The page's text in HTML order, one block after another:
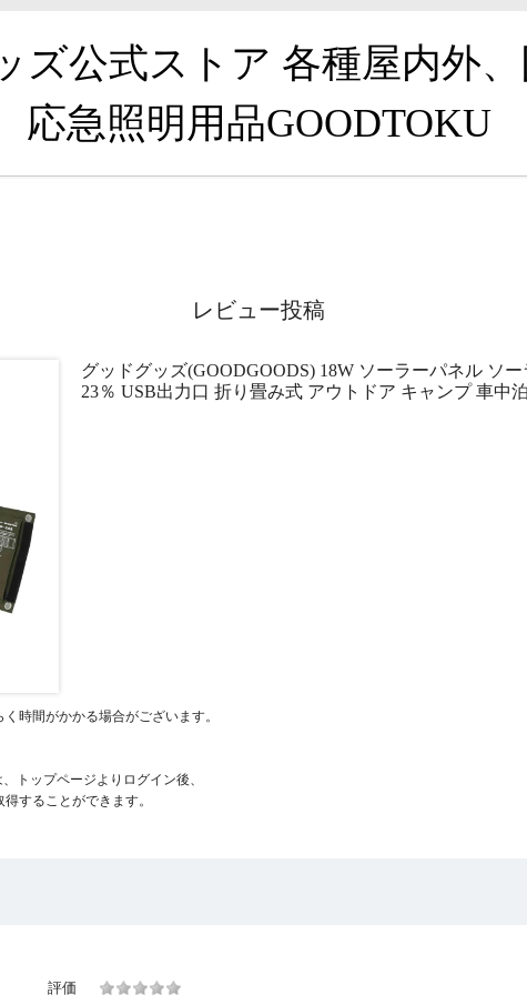
ズ公式ストア 各種屋内外、
応急照明用品GOODTOKU
レビュー投稿
グッドグッズ(GOODGOODS) 18W ソーラーパネル ソ
23％ USB出力口 折り畳み式 アウトドア キャンプ 車中
時間がかかる場合がございます。
トップページよりログイン後、
することができます。
評価